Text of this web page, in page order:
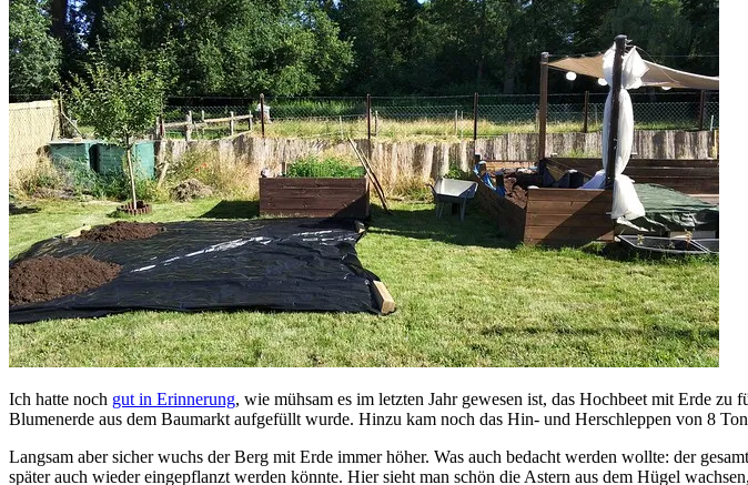
Ich hatte noch gut in Erinnerung, wie mühsam es im letzten Jahr gewesen ist, das Hochbeet mit Erde
Blumenerde aus dem Baumarkt aufgefüllt wurde. Hinzu kam noch das Hin- und Herschleppen von 8
Langsam aber sicher wuchs der Berg mit Erde immer höher. Was auch bedacht werden wollte: der
später auch wieder eingepflanzt werden könnte. Hier sieht man schön die Astern aus dem Hügel